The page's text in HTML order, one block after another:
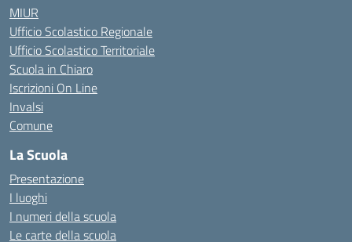
MIUR
Ufficio Scolastico Regionale
Ufficio Scolastico Territoriale
Scuola in Chiaro
Iscrizioni On Line
Invalsi
Comune
La Scuola
Presentazione
I luoghi
I numeri della scuola
Le carte della scuola